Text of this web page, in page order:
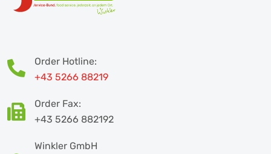
Order Hotline:
+43 5266 88219
Order Fax:
+43 5266 882192
Winkler GmbH